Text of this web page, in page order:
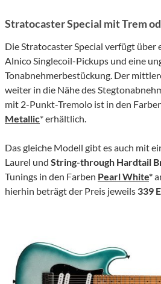
Stratocaster Special mit Trem
Die Stratocaster Special verfügt über
Alnico Singlecoil-Pickups und eine
Tonabnehmerbestückung. Der
weiter in die Nähe des
mit 2-Punkt-Tremolo ist in den
Metallic* erhältlich.
Das gleiche Modell gibt es auch mit
Laurel und String-through Hardtail
Tunings in den Farben Pearl White*
hierhin beträgt der Preis jeweils 339